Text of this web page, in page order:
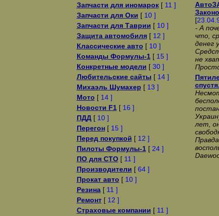
Запчасти для иномарок[ 11 ]
Запчасти для Оки [ 10 ]
Запчасти для Таврии [ 10 ]
Защита автомобиля[ 12 ]
Классические авто [ 10 ]
Команды Формулы-1[ 15 ]
Конкретные модели [ 30 ]
Любительские сайты [ 14 ]
Михаэль Шумахер [ 13 ]
Мото [ 14 ]
Новости F1[ 16 ]
ПДД[ 10 ]
Перегон[ 15 ]
Перед покупкой [ 12 ]
Пилоты Формулы-1[ 24 ]
ПО для СТО[ 11 ]
Производители [ 64 ]
Прокат авто [ 10 ]
Резина[ 11 ]
Ремонт[ 12 ]
Страховые компании [ 11 ]
[
- А
что,
денег
не
лет,